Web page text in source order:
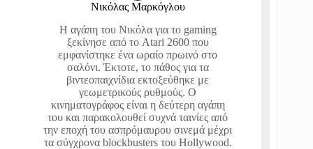
Νικόλας Μαρκόγλου
Η αγάπη του Νικόλα για το gaming
ξεκίνησε από το Atari 2600 που
εμφανίστηκε ένα ωραίο πρωινό στο
σαλόνι. Έκτοτε, το πάθος για τα
βιντεοπαιχνίδια εκτοξεύθηκε με
γεωμετρικούς ρυθμούς. Ο
κινηματογράφος είναι η δεύτερη αγάπη
του και παρακολουθεί συχνά ταινίες από
την εποχή του ασπρόμαυρου σινεμά μέχρι
τα σύγχρονα blockbusters του Hollywood.